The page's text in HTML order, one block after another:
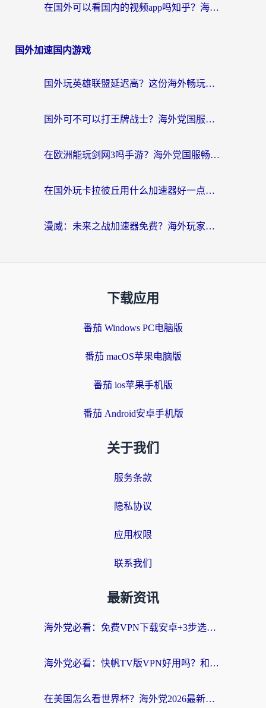
在国外可以看国内的视频app吗知乎？海外党亲测有效的追剧解决方案
国外加速国内游戏
国外玩英雄联盟延迟高？这份海外畅玩国服游戏的加速器终极指南帮你搞定
国外可不可以打王牌战士？海外党国服游戏加速终极指南（附3款热门游戏实测）
在欧洲能玩剑网3吗手游？海外党国服畅玩终极攻略（附三大热门游戏解决方案）
在国外玩卡拉彼丘用什么加速器好一点？海外党亲测有效的国服游戏加速指南
漫威：未来之战加速器免费？海外玩家国服畅玩终极指南（附一梦江湖弈剑行解决方案）
下载应用
番茄 Windows PC电脑版
番茄 macOS苹果电脑版
番茄 ios苹果手机版
番茄 Android安卓手机版
关于我们
服务条款
隐私协议
应用权限
联系我们
最新资讯
海外党必看：免费VPN下载安卓+3步选对国外到国内加速器，无缝刷国内资源
海外党必看：快帆TV版VPN好用吗？和斧牛手游VPN对比哪个回国效果更好？附电脑翻墙回国实用技巧
在美国怎么看世界杯？海外党2026最新回国加速器指南：从影音到游戏全搞定